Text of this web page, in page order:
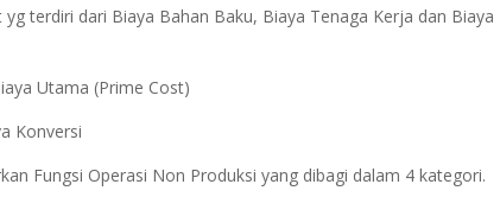
terdiri dari Biaya Bahan Baku, Biaya Tenaga Kerja dan Biaya
Utama (Prime Cost)
Konversi
Fungsi Operasi Non Produksi yang dibagi dalam 4 kategori.